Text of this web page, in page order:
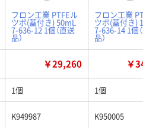
フロン工業 PTFEル
ツボ(蓋付き) 50mL
7-636-12 1個（直送
品）
フロン工業
ツボ(蓋付き)
7-636-14 1個
品）
￥29,260 ￥
1個 1個
K949987 K950005